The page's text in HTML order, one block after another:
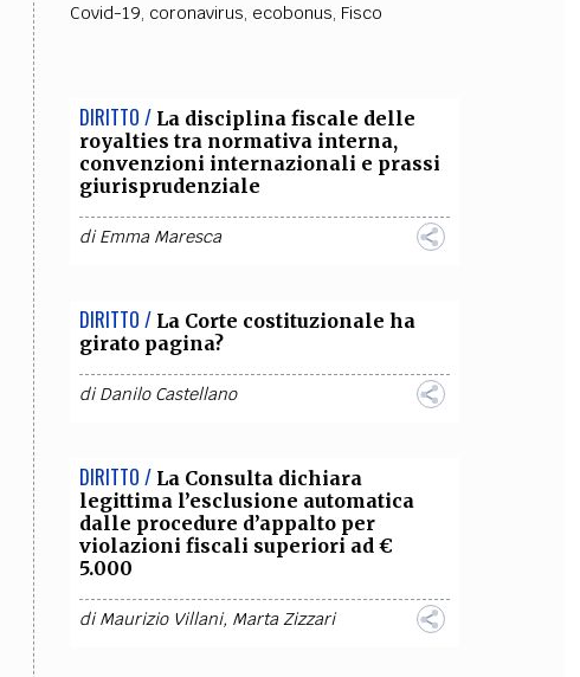
COLLABORA CON NOI
Covid-19, coronavirus, ecobonus, Fisco
DIRITTO / La disciplina fiscale delle
royalties tra normativa interna,
convenzioni internazionali e prassi
giurisprudenziale
diEmma Maresca
DIRITTO / La Corte costituzionale ha
girato pagina?
diDanilo Castellano
DIRITTO / La Consulta dichiara
legittima l’esclusione automatica
dalle procedure d’appalto per
violazioni fiscali superiori ad €
5.000
diMaurizio Villani, Marta Zizzari